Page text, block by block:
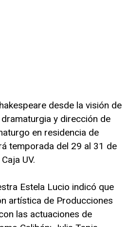
desde la visión de
dramaturgia y dirección de
en residencia de
temporada del 29 al 31 de
UV.
Estela Lucio indicó que
artística de Producciones
las actuaciones de